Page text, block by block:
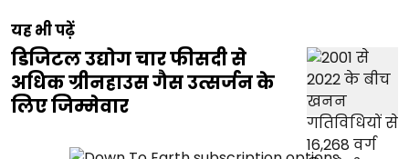
यह भी पढ़ें
डिजिटल उद्योग चार फीसदी से
अधिक ग्रीनहाउस गैस उत्सर्जन के
लिए जिम्मेवार